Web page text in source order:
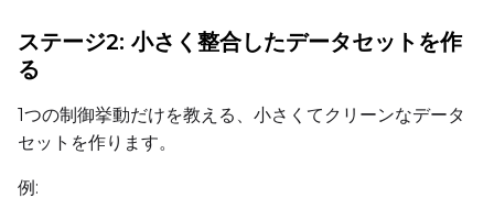
LoRA Scale
ステージ2: 小さく整合したデータセットを作
る
1つの制御挙動だけを教える、小さくてクリーンなデータ
セットを作ります。
例: